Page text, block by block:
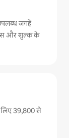
जगहें
और शुल्क के
39,800 से